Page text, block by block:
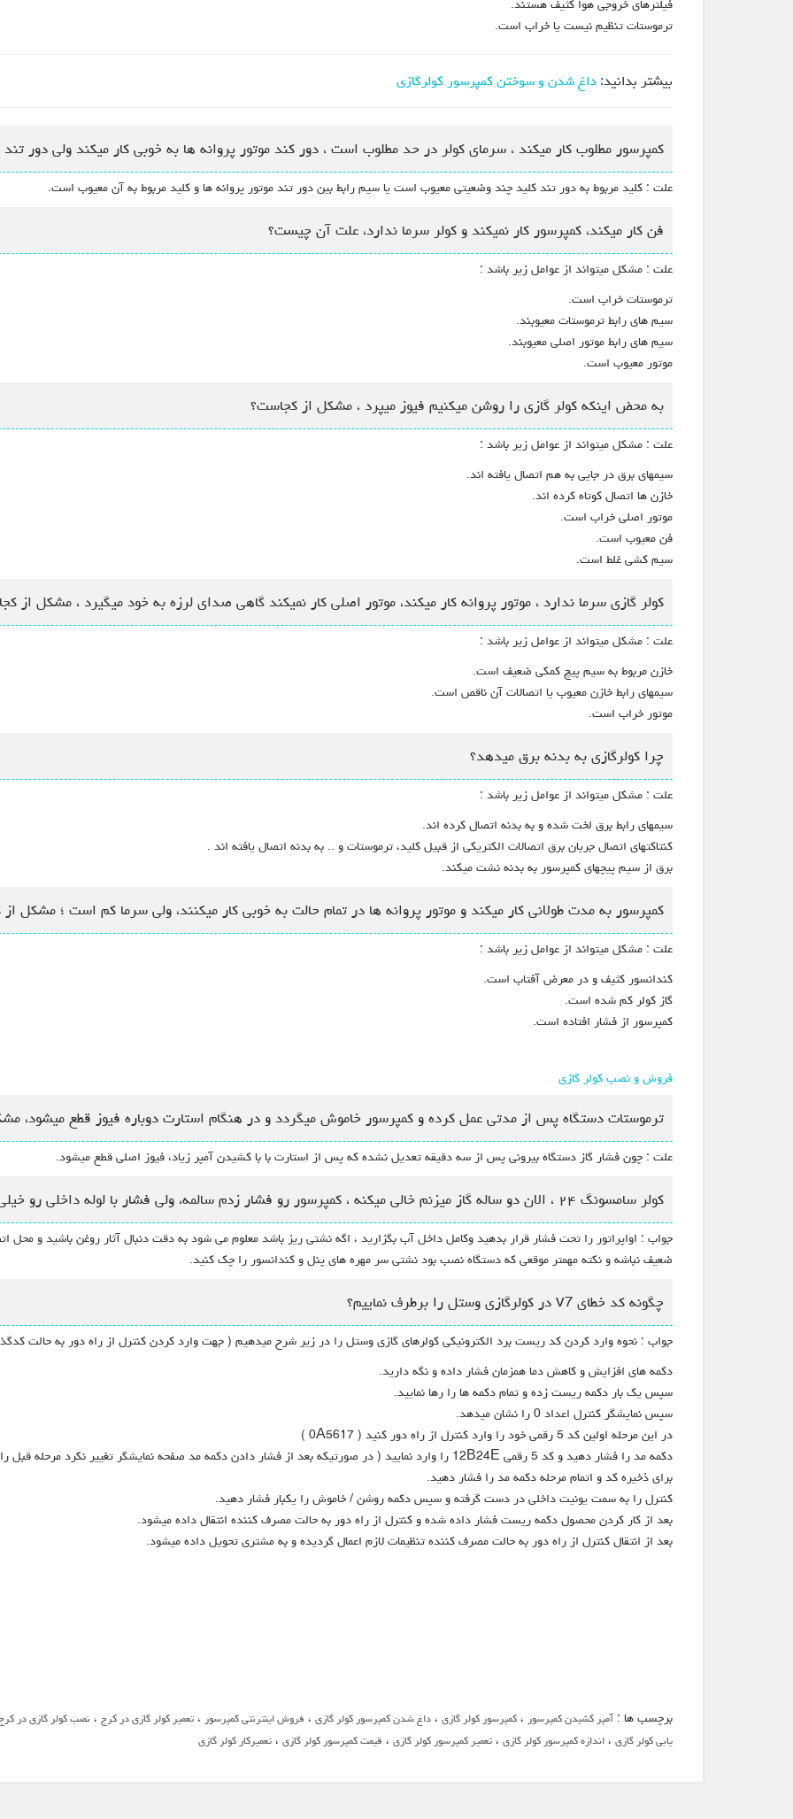
ترموستات تنظیم نیست یا خراب است.
بیشتر بدانید:داغ شدن و سوختن کمپرسور کولرگازی
کمپرسور مطلوب کار میکند ، سرمای کولر در حد مطلوب است ، دور کند موتور پروانه ها به خوبی کار میکند ولی دور
علت : کلید مربوط به دور تند کلید چند وضعیتی معیوب است یا سیم رابط بین دور تند موتور پروانه ها و کلید مربوط به آن معیوب است.
فن کار میکند، کمپرسور کار نمیکند و کولر سرما ندارد، علت آن چیست؟
علت : مشکل میتواند از عوامل زیر باشد :
ترموستات خراب است.
سیم های رابط ترموستات معیوبند.
سیم های رابط موتور اصلی معیوبند.
موتور معیوب است.
به محض اینکه کولر گازی را روشن میکنیم فیوز میپرد ، مشکل از کجاست؟
علت : مشکل میتواند از عوامل زیر باشد :
سیمهای برق در جایی به هم اتصال یافته اند.
خازن ها اتصال کوتاه کرده اند.
موتور اصلی خراب است.
فن معیوب است.
سیم کشی غلط است.
کولر گازی سرما ندارد ، موتور پروانه کار میکند، موتور اصلی کار نمیکند گاهی صدای لرزه به خود میگیرد ، مشکل از
علت : مشکل میتواند از عوامل زیر باشد :
خازن مربوط به سیم پیچ کمکی ضعیف است.
سیمهای رابط خازن معیوب یا اتصالات آن ناقص است.
موتور خراب است.
چرا کولرگازی به بدنه برق میدهد؟
علت : مشکل میتواند از عوامل زیر باشد :
سیمهای رابط برق لخت شده و به بدنه اتصال کرده اند.
کنتاکتهای اتصال جریان برق اتصالات الکتریکی از قبیل کلید، ترموستات و .. به بدنه اتصال یافته اند .
برق از سیم پیچهای کمپرسور به بدنه نشت میکند.
کمپرسور به مدت طولانی کار میکند و موتور پروانه ها در تمام حالت به خوبی کار میکنند، ولی سرما کم است ؛ مشکل
علت : مشکل میتواند از عوامل زیر باشد :
کندانسور کثیف و در معرض آفتاب است.
گاز کولر کم شده است.
کمپرسور از فشار افتاده است.
فروش و نصب کولر گازی
ترموستات دستگاه پس از مدتی عمل کرده و کمپرسور خاموش میگردد و در هنگام استارت دوباره فیوز قطع میشود،
علت : چون فشار گاز دستگاه بیرونی پس از سه دقیقه تعدیل نشده که پس از استارت با با کشیدن آمپر زیاد، فیوز اصلی قطع میشود.
کولر سامسونگ ۲۴ ، الان دو ساله گاز میزنم خالی میکنه ، کمپرسور رو فشار زدم سالمه، ولی فشار با لوله داخلی رو خیلی ریز خالی کرده است ، دلیل چه میتواند باشد؟
جواب : اواپراتور را تحت فشار قرار بدهید وکامل داخل آب بگزارید ، اگه نشتی ریز باشد معلوم می شود به دقت دنبال آثار روغن باشید و
ضعیف نباشه و نکته مهمتر موقعی که دستگاه نصب بود نشتی سر مهره های پنل و کندانسور را چک کنید.
چگونه کد خطای v7 در کولرگازی وستل را برطرف نماییم؟
جواب : نحوه وارد کردن کد ریست برد الکترونیکی کولرهای گازی وستل را در زیر شرح میدهیم ( جهت وارد کردن کنترل از راه دور به حالت
دکمه های افزایش و کاهش دما همزمان فشار داده و نگه دارید.
سپس یک بار دکمه ریست زده و تمام دکمه ها را رها نمایید.
سپس نمایشگر کنترل اعداد 0 را نشان میدهد.
در این مرحله اولین کد 5 رقمی خود را وارد کنترل از راه دور کنید ( 0A5617 )
دکمه مد را فشار دهید و کد 5 رقمی 12B24E را وارد نمایید ( در صورتیکه بعد از فشار دادن دکمه مد صفحه نمایشگر تغییر نکرد مرحله قبل را تکرار نمایید )
برای ذخیره کد و اتمام مرحله دکمه مد را فشار دهید.
کنترل را به سمت یونیت داخلی در دست گرفته و سپس دکمه روشن / خاموش را یکبار فشار دهید.
بعد از کار کردن محصول دکمه ریست فشار داده شده و کنترل از راه دور به حالت مصرف کننده انتقال داده میشود.
بعد از انتقال کنترل از راه دور به حالت مصرف کننده تنظیمات لازم اعمال گردیده و به مشتری تحویل داده میشود.
برچسب ها :آمپر کشیدن کمپرسور ،کمپرسور کولر گازی ،داغ شدن کمپرسور کولر گازی ، فروش اینترنتی کمپرسور ،تعمیر کولر گازی در کرج ،نصب کولر گازی در
یابی کولر گازی ،اندازه کمپرسور کولر گازی ،تعمیر کمپرسور کولر گازی ، قیمت کمپرسور کولر گازی ،تعمیرکار کولر گازی